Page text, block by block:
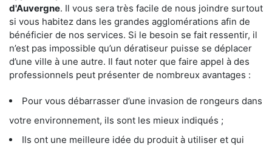
d'Auvergne. Il vous sera très facile de nous joindre surtout
si vous habitez dans les grandes agglomérations afin de
bénéficier de nos services. Si le besoin se fait ressentir, il
n’est pas impossible qu’un dératiseur puisse se déplacer
d’une ville à une autre. Il faut noter que faire appel à des
professionnels peut présenter de nombreux avantages :
Pour vous débarrasser d’une invasion de rongeurs dans
votre environnement, ils sont les mieux indiqués ;
Ils ont une meilleure idée du produit à utiliser et qui